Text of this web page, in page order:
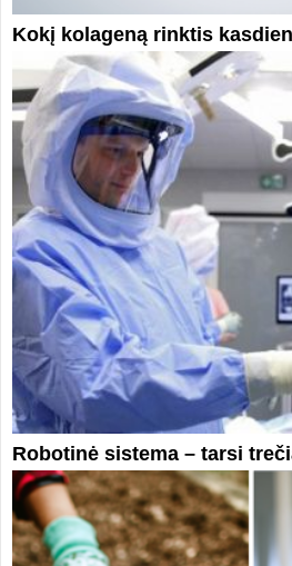
Kokį kolageną rinktis
Robotinė sistema – tarsi